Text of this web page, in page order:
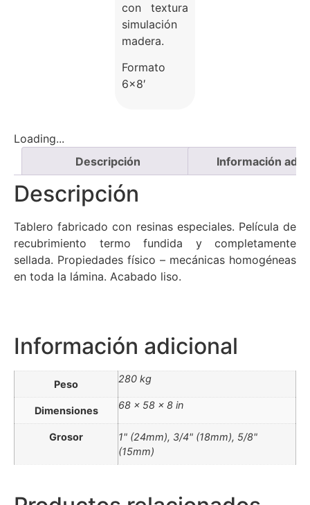
con textura
simulación
madera.
Formato
6×8′
Loading...
Descripción
Información
Descripción
Tablero fabricado con resinas especiales. Película de
recubrimiento termo fundida y completamente
sellada. Propiedades físico – mecánicas homogéneas
en toda la lámina. Acabado liso.
Información adicional
Peso 280 kg
Dimensiones 68 × 58 × 8 in
Grosor
1" (24mm), 3/4" (18mm), 5/8"
(15mm)